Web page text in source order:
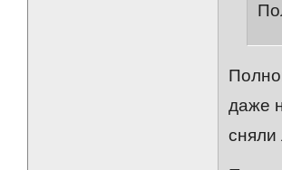
даже
сняли